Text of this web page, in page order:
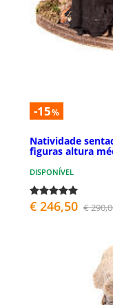
-15%
Natividade
figuras altura
DISPONÍVEL
€ 246,50 €